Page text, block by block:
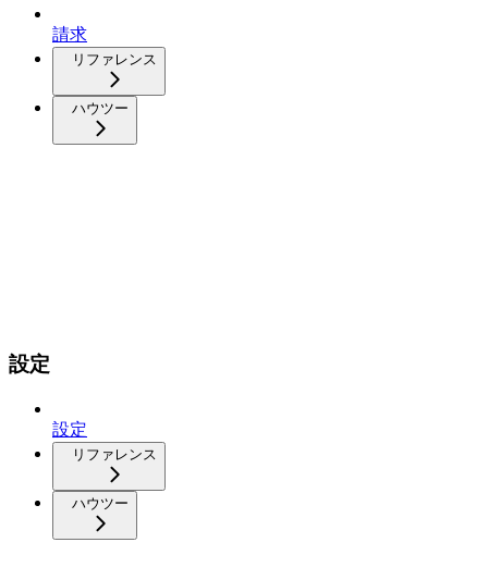
請求
リファレンス
ハウツー
設定
設定
リファレンス
ハウツー